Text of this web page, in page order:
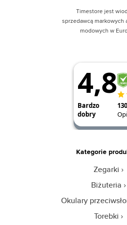
Timestore jest
sprzedawcą markowych
modowych w
Kategorie
Zegarki
Biżuteria
Okulary
Torebki